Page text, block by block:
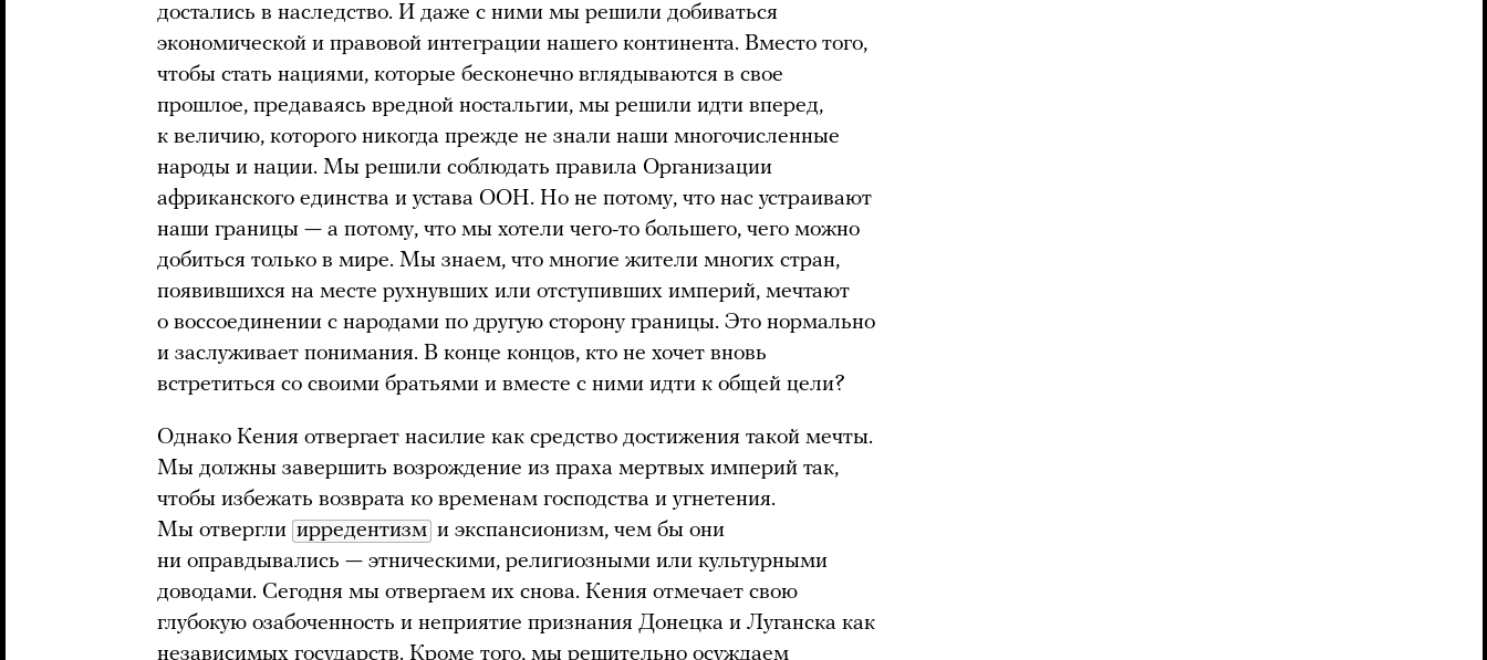
достались в наследство. И даже с ними мы решили добиваться
экономической и правовой интеграции нашего континента. Вместо того,
чтобы стать нациями, которые бесконечно вглядываются в свое
прошлое, предаваясь вредной ностальгии, мы решили идти вперед,
к величию, которого никогда прежде не знали наши многочисленные
народы и нации. Мы решили соблюдать правила Организации
африканского единства и устава ООН. Но не потому, что нас устраивают
наши границы — а потому, что мы хотели чего-то большего, чего можно
добиться только в мире. Мы знаем, что многие жители многих стран,
появившихся на месте рухнувших или отступивших империй, мечтают
о воссоединении с народами по другую сторону границы. Это нормально
и заслуживает понимания. В конце концов, кто не хочет вновь
встретиться со своими братьями и вместе с ними идти к общей цели?
Однако Кения отвергает насилие как средство достижения такой мечты.
Мы должны завершить возрождение из праха мертвых империй так,
чтобы избежать возврата ко временам господства и угнетения.
Мы отвергли ирредентизм и экспансионизм, чем бы они
ни оправдывались — этническими, религиозными или культурными
доводами. Сегодня мы отвергаем их снова. Кения отмечает свою
глубокую озабоченность и неприятие признания Донецка и Луганска как
независимых государств. Кроме того, мы решительно осуждаем